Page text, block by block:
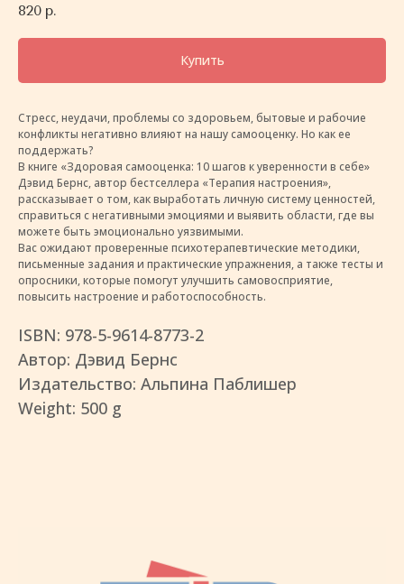
820 р.
Купить
Стресс, неудачи, проблемы со здоровьем, бытовые и рабочие
конфликты негативно влияют на нашу самооценку. Но как ее
поддержать?
В книге «Здоровая самооценка: 10 шагов к уверенности в себе»
Дэвид Бернс, автор бестселлера «Терапия настроения»,
рассказывает о том, как выработать личную систему ценностей,
справиться с негативными эмоциями и выявить области, где вы
можете быть эмоционально уязвимыми.
Вас ожидают проверенные психотерапевтические методики,
письменные задания и практические упражнения, а также тесты и
опросники, которые помогут улучшить самовосприятие,
повысить настроение и работоспособность.
ISBN: 978-5-9614-8773-2
Автор: Дэвид Бернс
Издательство: Альпина Паблишер
Weight: 500 g